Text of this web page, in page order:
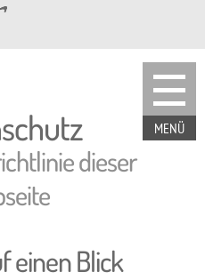
dieser
einen Blick